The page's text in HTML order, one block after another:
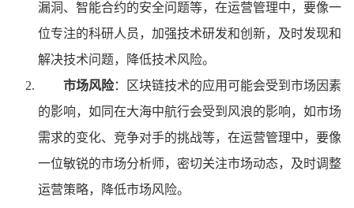
漏洞、智能合约的安全问题等，在运营管理中，要像一
位专注的科研人员，加强技术研发和创新，及时发现和
解决技术问题，降低技术风险。
市场风险：区块链技术的应用可能会受到市场因素
的影响，如同在大海中航行会受到风浪的影响，如市场
需求的变化、竞争对手的挑战等，在运营管理中，要像
一位敏锐的市场分析师，密切关注市场动态，及时调整
运营策略，降低市场风险。